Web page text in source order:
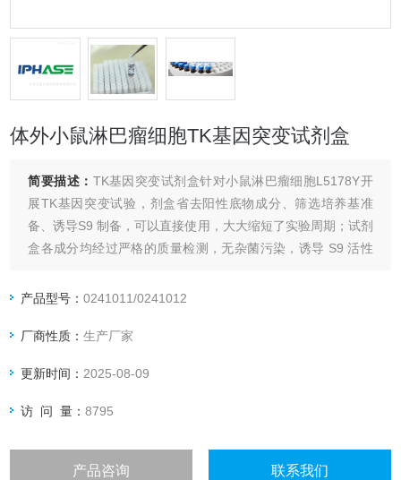
体外小鼠淋巴瘤细胞TK基因突变试剂盒
简要描述： TK基因突变试剂盒针对小鼠淋巴瘤细胞L5178Y开
展TK基因突变试验，剂盒省去阳性底物成分、筛选培养基准
备、诱导S9 制备，可以直接使用，大大缩短了实验周期；试剂
盒各成分均经过严格的质量检测，无杂菌污染，诱导 S9 活性
可靠、重现性高。
产品型号：0241011/0241012
厂商性质：生产厂家
更新时间： 2025-08-09
访 问 量：8795
产品咨询 联系我们